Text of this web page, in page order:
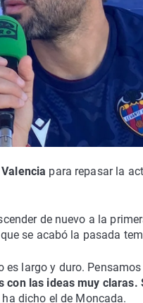
para repasar la
de nuevo a la
se acabó la pasada
largo y duro.
con las ideas muy claras.
dicho el de Moncada.